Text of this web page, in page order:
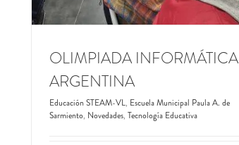
OLIMPIADA INFORMÁTICA
ARGENTINA
Educación STEAM-VL, Escuela Municipal Paula A. de
Sarmiento, Novedades, Tecnología Educativa